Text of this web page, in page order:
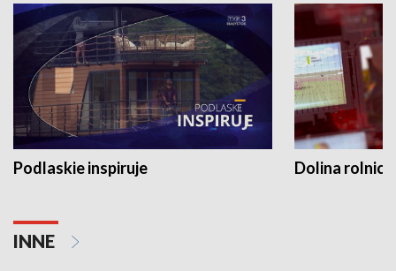
Podlaskie inspiruje Dolina
INNE